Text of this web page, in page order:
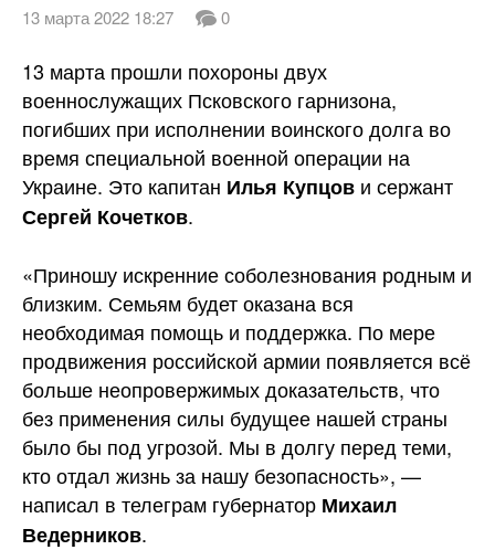
13 марта 2022 18:27 0
13 марта прошли похороны двух
военнослужащих Псковского гарнизона,
погибших при исполнении воинского долга во
время специальной военной операции на
Украине. Это капитан Илья Купцов и сержант
Сергей Кочетков.
«Приношу искренние соболезнования родным и
близким. Семьям будет оказана вся
необходимая помощь и поддержка. По мере
продвижения российской армии появляется всё
больше неопровержимых доказательств, что
без применения силы будущее нашей страны
было бы под угрозой. Мы в долгу перед теми,
кто отдал жизнь за нашу безопасность», —
написал в телеграм губернатор Михаил
Ведерников.